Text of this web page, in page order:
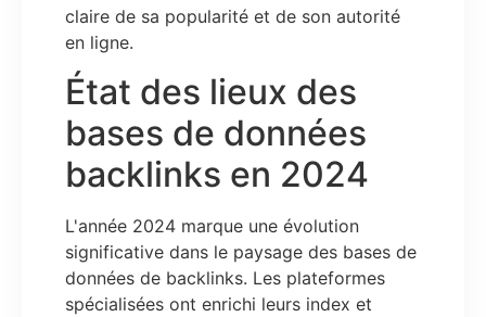
claire de sa popularité et de son autorité
en ligne.
État des lieux des
bases de données
backlinks en 2024
L'année 2024 marque une évolution
significative dans le paysage des bases de
données de backlinks. Les plateformes
spécialisées ont enrichi leurs index et